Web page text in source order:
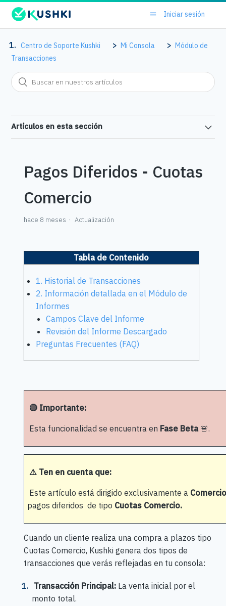
Iniciar sesión
Centro de Soporte Kushki Mi Consola
Módulo de
Transacciones
Artículos en esta sección
Pagos Diferidos - Cuotas
Comercio
hace 8 meses Actualización
Tabla de Contenido
1. Historial de Transacciones
2. Información detallada en el Módulo de
Informes
Campos Clave del Informe
Revisión del Informe Descargado
Preguntas Frecuentes (FAQ)
🔴 Importante:
Esta funcionalidad se encuentra en Fase Beta🚨.
⚠️ Ten en cuenta que:
Este artículo está dirigido exclusivamente a
pagos diferidos de tipo Cuotas Comercio.
Cuando un cliente realiza una compra a plazos tipo
Cuotas Comercio, Kushki genera dos tipos de
transacciones que verás reflejadas en tu consola:
Transacción Principal:La venta inicial por el
monto total.